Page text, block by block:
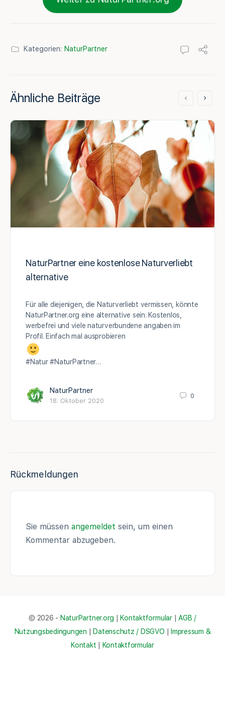
Kategorien: NaturPartner
Ähnliche Beiträge
NaturPartner eine kostenlose Naturverliebt
alternative
Für alle diejenigen, die Naturverliebt vermissen, könnte
NaturPartner.org eine alternative sein. Kostenlos,
werbefrei und viele naturverbundene angaben im
Profil. Einfach mal ausprobieren
#Natur #NaturPartner…
NaturPartner
18. Oktober 2020
0
Rückmeldungen
Sie müssen angemeldet sein, um einen
Kommentar abzugeben.
© 2026 - NaturPartner.org Kontaktformular| AGB /
Nutzungsbedingungen
Datenschutz / DSGVO
Impressum &
Kontakt
Kontaktformular